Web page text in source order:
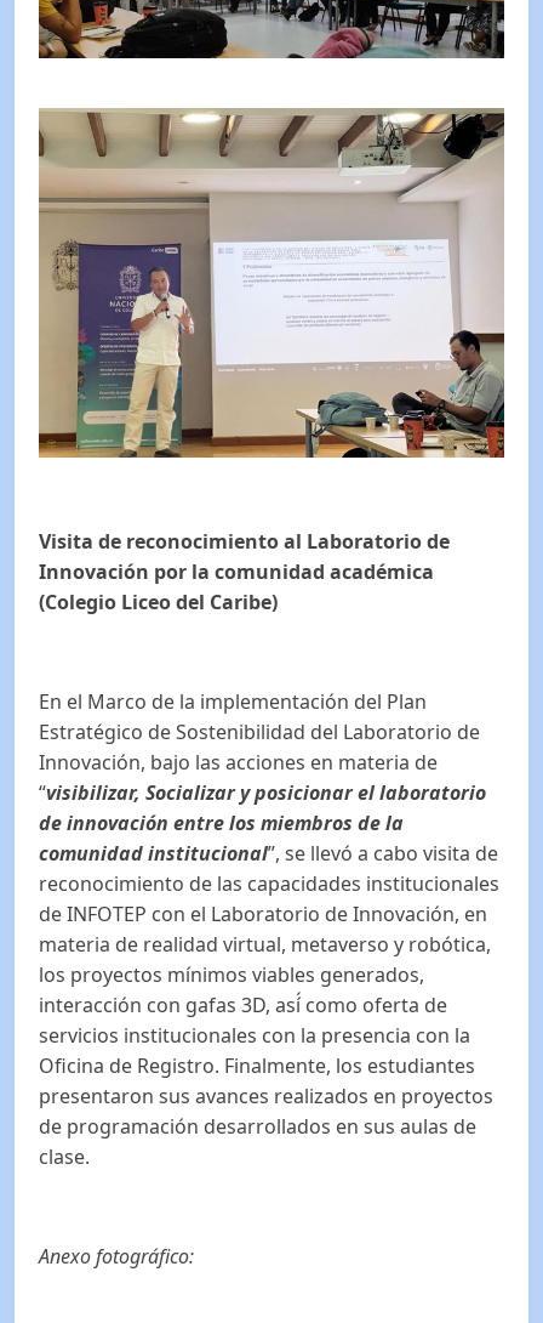
Visita de reconocimiento al Laboratorio de
Innovación por la comunidad académica
(Colegio Liceo del Caribe)
En el Marco de la implementación del Plan
Estratégico de Sostenibilidad del Laboratorio de
Innovación, bajo las acciones en materia de
“visibilizar, Socializar y posicionar el laboratorio
de innovación entre los miembros de la
comunidad institucional”, se llevó a cabo visita de
reconocimiento de las capacidades institucionales
de INFOTEP con el Laboratorio de Innovación, en
materia de realidad virtual, metaverso y robótica,
los proyectos mínimos viables generados,
interacción con gafas 3D, así́ como oferta de
servicios institucionales con la presencia con la
Oficina de Registro. Finalmente, los estudiantes
presentaron sus avances realizados en proyectos
de programación desarrollados en sus aulas de
clase.
Anexo fotográfico: